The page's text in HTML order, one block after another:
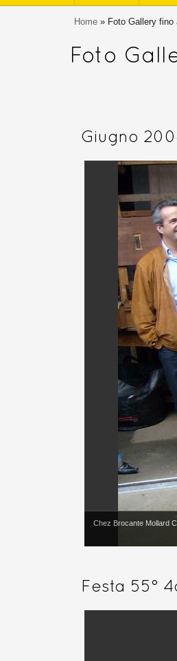
Home » Foto Gallery fino
Foto
Giugno
Chez Brocante Mollard
Festa 55°